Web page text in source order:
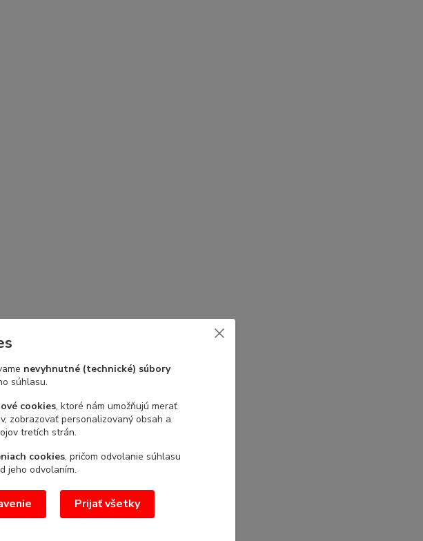
nevyhnutné (technické) súbory
súhlasu.
cookies, ktoré nám umožňujú merať
zobrazovať personalizovaný obsah a
tretích strán.
cookies, pričom odvolanie súhlasu
jeho odvolaním.
Prijať všetky